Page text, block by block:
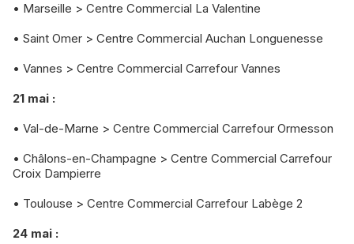
• Marseille > Centre Commercial La Valentine
• Saint Omer > Centre Commercial Auchan Longuenesse
• Vannes > Centre Commercial Carrefour Vannes
21 mai :
• Val-de-Marne > Centre Commercial Carrefour Ormesson
• Châlons-en-Champagne > Centre Commercial Carrefour
Croix Dampierre
• Toulouse > Centre Commercial Carrefour Labège 2
24 mai :